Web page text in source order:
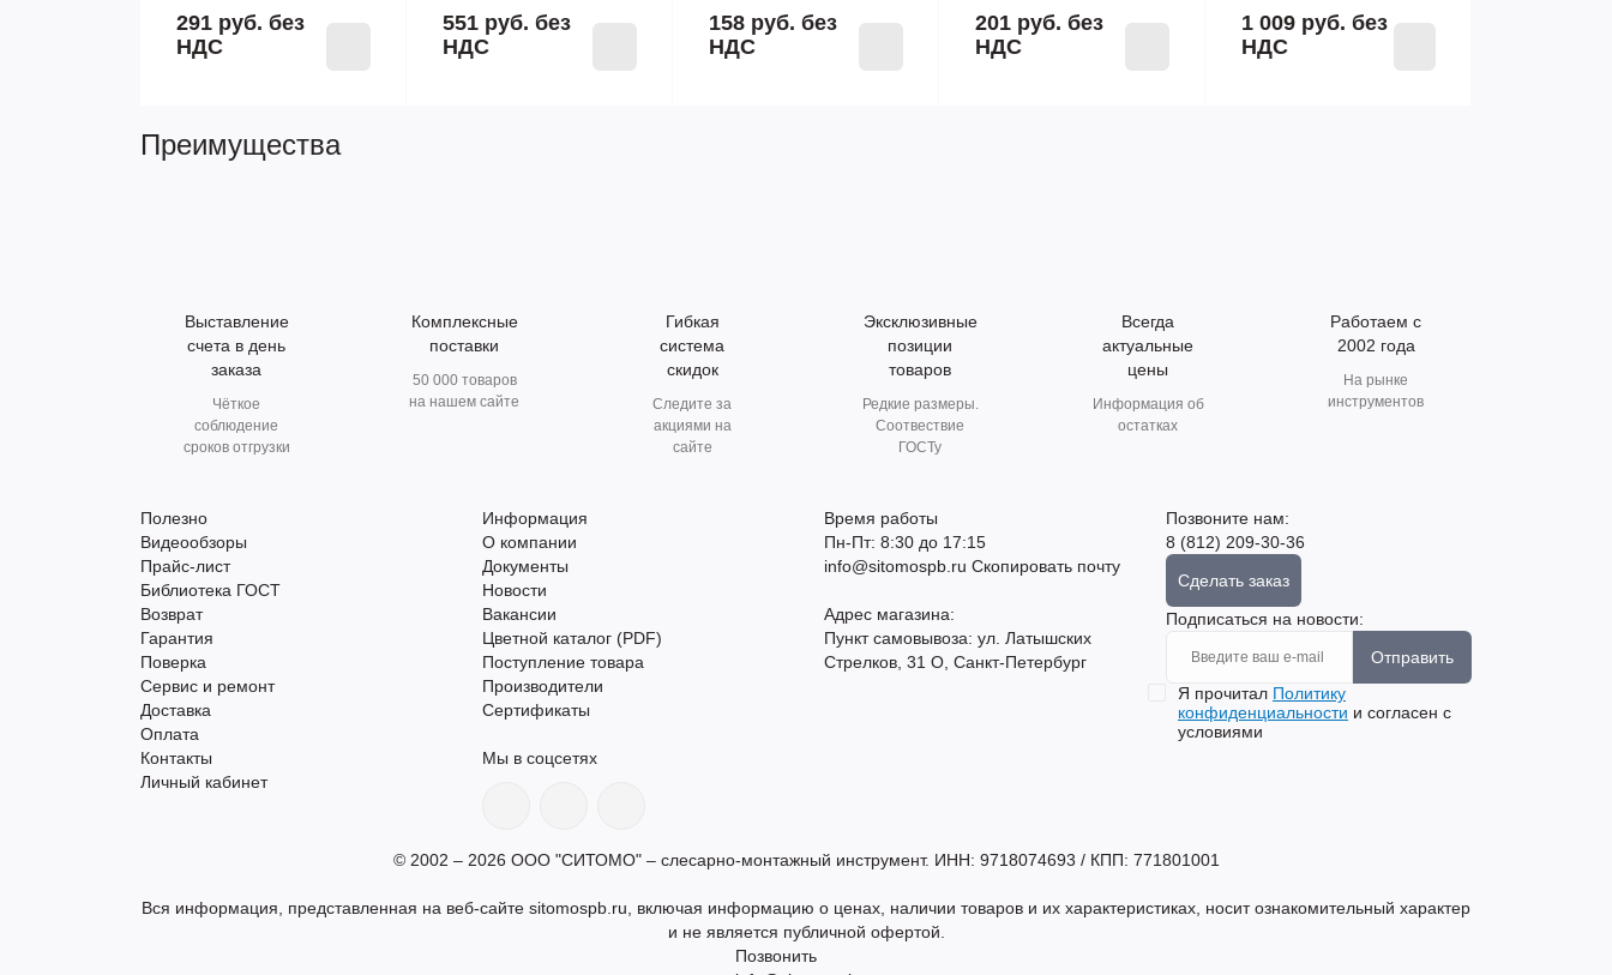
291 руб. без
НДС
551 руб. без
НДС
158 руб. без
НДС
201 руб. без
НДС
1 009 руб. без
НДС
Преимущества
Выставление
счета в день
заказа
Чёткое
соблюдение
сроков отгрузки
Комплексные
поставки
50 000 товаров
на нашем сайте
Гибкая
система
скидок
Следите за
акциями на
сайте
Эксклюзивные
позиции
товаров
Редкие размеры.
Соотвествие
ГОСТу
Всегда
актуальные
цены
Информация об
остатках
Работаем с
2002 года
На рынке
инструментов
Полезно
Видеообзоры
Прайс-лист
Библиотека ГОСТ
Возврат
Гарантия
Поверка
Сервис и ремонт
Доставка
Оплата
Контакты
Личный кабинет
Информация
О компании
Документы
Новости
Вакансии
Цветной каталог (PDF)
Поступление товара
Производители
Сертификаты
Мы в соцсетях
Время работы
Пн-Пт: 8:30 до 17:15
info@sitomospb.ru Скопировать почту
Адрес магазина:
Пункт самовывоза: ул. Латышских
Стрелков, 31 О, Санкт-Петербург
Позвоните нам:
8 (812) 209-30-36
Сделать заказ
Подписаться на новости:
Отправить
Я прочитал Политику
конфиденциальности и согласен с
условиями
© 2002 – 2026 ООО "СИТОМО" – слесарно-монтажный инструмент. ИНН: 9718074693 / КПП: 771801001
Вся информация, представленная на веб-сайте sitomospb.ru, включая информацию о ценах, наличии товаров и их характеристиках, носит ознакомительный характер
и не является публичной офертой.
Позвонить